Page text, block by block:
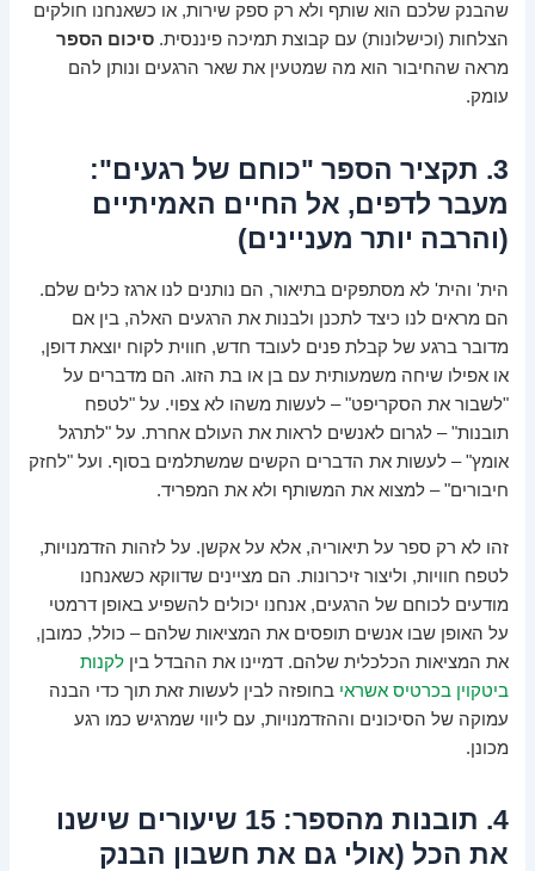
שהבנק שלכם הוא שותף ולא רק ספק שירות, או כשאנחנו חולקים
הצלחות (וכישלונות) עם קבוצת תמיכה פיננסית.סיכום הספר
מראה שהחיבור הוא מה שמטעין את שאר הרגעים ונותן להם
עומק.
3. תקציר הספר "כוחם של רגעים":
מעבר לדפים, אל החיים האמיתיים
(והרבה יותר מעניינים)
הית' והית' לא מסתפקים בתיאור, הם נותנים לנו ארגז כלים שלם.
הם מראים לנו כיצד לתכנן ולבנות את הרגעים האלה, בין אם
מדובר ברגע של קבלת פנים לעובד חדש, חווית לקוח יוצאת דופן,
או אפילו שיחה משמעותית עם בן או בת הזוג. הם מדברים על
"לשבור את הסקריפט" – לעשות משהו לא צפוי. על "לטפח
תובנות" – לגרום לאנשים לראות את העולם אחרת. על "לתרגל
אומץ" – לעשות את הדברים הקשים שמשתלמים בסוף. ועל "לחזק
חיבורים" – למצוא את המשותף ולא את המפריד.
זהו לא רק ספר על תיאוריה, אלא על אקשן. על לזהות הזדמנויות,
לטפח חוויות, וליצור זיכרונות. הם מציינים שדווקא כשאנחנו
מודעים לכוחם של הרגעים, אנחנו יכולים להשפיע באופן דרמטי
על האופן שבו אנשים תופסים את המציאות שלהם – כולל, כמובן,
את המציאות הכלכלית שלהם. דמיינו את ההבדל ביןלקנות
ביטקוין בכרטיס אשראי בחופזה לבין לעשות זאת תוך כדי הבנה
עמוקה של הסיכונים וההזדמנויות, עם ליווי שמרגיש כמו רגע
מכונן.
4. תובנות מהספר: 15 שיעורים שישנו
את הכל (אולי גם את חשבון הבנק